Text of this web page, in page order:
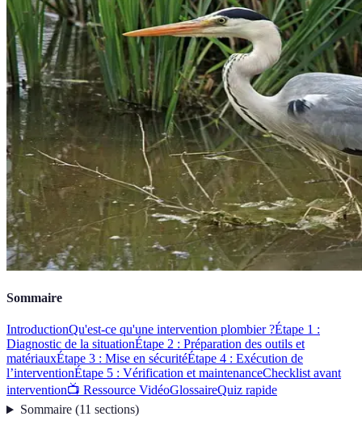
Sommaire
IntroductionQu'est-ce qu'une intervention plombier ?Étape 1 :
Diagnostic de la situationÉtape 2 : Préparation des outils et
matériauxÉtape 3 : Mise en sécuritéÉtape 4 : Exécution de
l’interventionÉtape 5 : Vérification et maintenanceChecklist avant
intervention📺 Ressource VidéoGlossaireQuiz rapide
Sommaire(11 sections)